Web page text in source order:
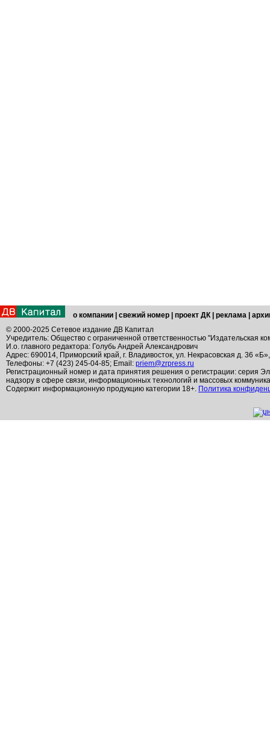
о компании свежий номер проект ДК реклама
© 2000-2025 Сетевое издание ДВ Капитал
Учредитель: Общество с ограниченной ответственностью "Издательская
И.о. главного редактора: Голубь Андрей Александрович
Адрес: 690014, Приморский край, г. Владивосток, ул. Некрасовская д. 36
Телефоны: +7 (423) 245-04-85; Email: priem@zrpress.ru
Регистрационный номер и дата принятия решения о регистрации: серия
надзору в сфере связи, информационных технологий и массовых
Содержит информационную продукцию категории 18+. Политика